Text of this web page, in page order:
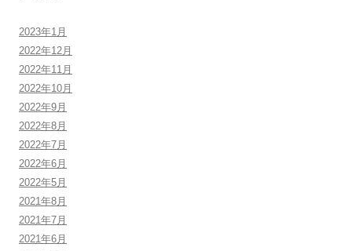
2023年1月
2022年12月
2022年11月
2022年10月
2022年9月
2022年8月
2022年7月
2022年6月
2022年5月
2021年8月
2021年7月
2021年6月